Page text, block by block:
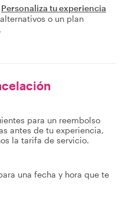
Personaliza tu experiencia
o un plan
para un reembolso
antes de tu experiencia,
la tarifa de servicio.
una fecha y hora que te